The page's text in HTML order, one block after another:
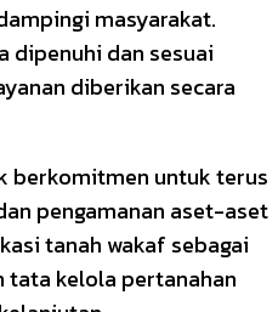
masyarakat.
dipenuhi dan sesuai
diberikan secara
berkomitmen untuk terus
pengamanan aset-aset
tanah wakaf sebagai
tata kelola pertanahan